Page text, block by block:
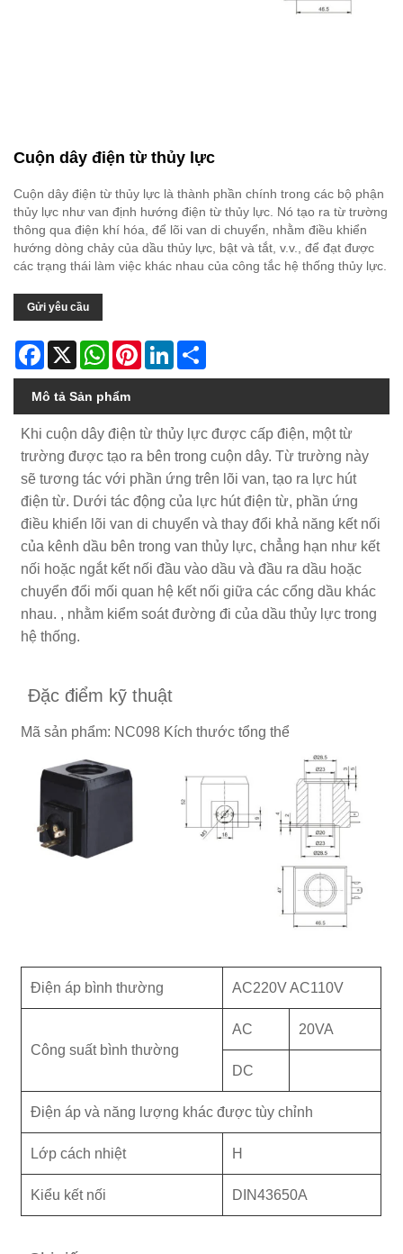
Cuộn dây điện từ thủy lực
Cuộn dây điện từ thủy lực là thành phần chính trong các bộ phận
thủy lực như van định hướng điện từ thủy lực. Nó tạo ra từ trường
thông qua điện khí hóa, để lõi van di chuyển, nhằm điều khiển
hướng dòng chảy của dầu thủy lực, bật và tắt, v.v., để đạt được
các trạng thái làm việc khác nhau của công tắc hệ thống thủy lực.
Gửi yêu cầu
Facebook
X WhatsAppPinterestLinkedIn
Mô tả Sản phẩm
Khi cuộn dây điện từ thủy lực được cấp điện, một từ
trường được tạo ra bên trong cuộn dây. Từ trường này
sẽ tương tác với phần ứng trên lõi van, tạo ra lực hút
điện từ. Dưới tác động của lực hút điện từ, phần ứng
điều khiển lõi van di chuyển và thay đổi khả năng kết nối
của kênh dầu bên trong van thủy lực, chẳng hạn như kết
nối hoặc ngắt kết nối đầu vào dầu và đầu ra dầu hoặc
chuyển đổi mối quan hệ kết nối giữa các cổng dầu khác
nhau. , nhằm kiểm soát đường đi của dầu thủy lực trong
hệ thống.
Đặc điểm kỹ thuật
Mã sản phẩm: NC098 Kích thước tổng thể
Điện áp bình thường AC220V AC110V
Công suất bình thường
AC 20VA
DC
Điện áp và năng lượng khác được tùy chỉnh
Lớp cách nhiệt H
Kiểu kết nối DIN43650A